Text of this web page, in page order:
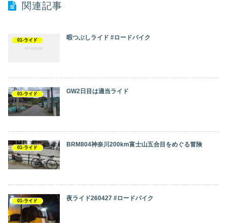
関連記事
01-ライド 暇つぶしライド #ロードバイク
01-ライド GW2日目は適当ライド
01-ライド BRM804神奈川200km富士山五合目をめぐる冒険
01-ライド 夜ライド260427 #ロードバイク